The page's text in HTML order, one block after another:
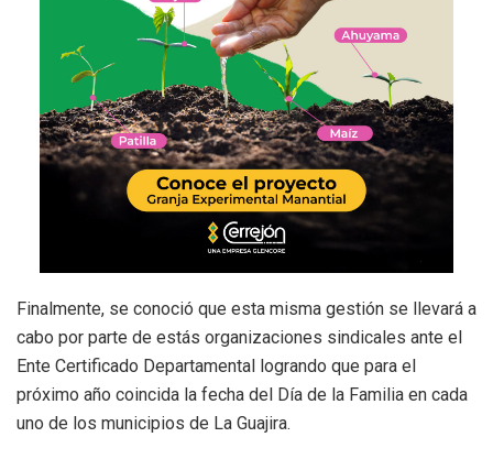
Finalmente, se conoció que esta misma gestión se llevará a
cabo por parte de estás organizaciones sindicales ante el
Ente Certificado Departamental logrando que para el
próximo año coincida la fecha del Día de la Familia en cada
uno de los municipios de La Guajira.